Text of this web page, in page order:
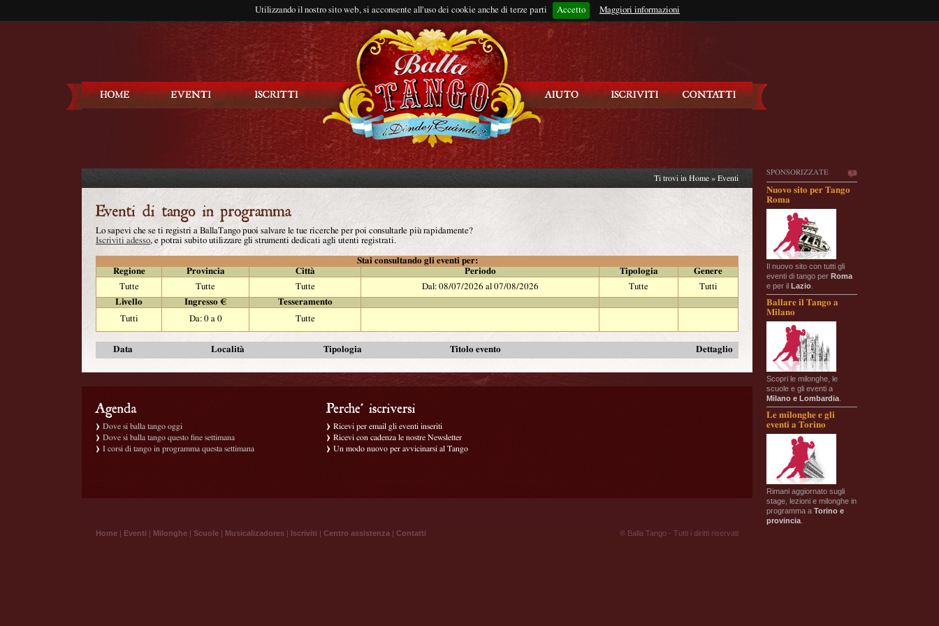
Utilizzando il nostro sito web, si acconsente all'uso dei cookie anche di terze parti Accetto Maggiori informazioni
Rimani connesso?
SPONSORIZZATE
Nuovo sito per Tango
Roma
Il nuovo sito con tutti gli
eventi di tango per Roma
e per il Lazio
Ballare il Tango a
Milano
Scopri le milonghe, le
scuole e gli eventi a
Milano e Lombardia
Le milonghe e gli
eventi a Torino
Rimani aggiornato sugli
stage, lezioni e milonghe in
programma a Torino e
provincia
Ti trovi in Home » Eventi
Lo sapevi che se ti registri a BallaTango puoi salvare le tue ricerche per poi consultarle più rapidamente?
Iscriviti adesso, e potrai subito utilizzare gli strumenti dedicati agli utenti registrati.
Stai consultando gli eventi per:
Regione
Provincia Città Periodo Tipologia
Genere
Tutte
Tutte Tutte Dal: 08/07/2026 al 07/08/2026 Tutte
Tutti
Livello
Ingresso €
Tesseramento
Tutti
Da: 0 a 0 Tutte
Data Località Tipologia Titolo evento Dettaglio
Dove si balla tango oggi
Dove si balla tango questo fine settimana
I corsi di tango in programma questa settimana
Ricevi per email gli eventi inseriti
Ricevi con cadenza le nostre Newsletter
Un modo nuovo per avvicinarsi al Tango
Home | Eventi | Milonghe | Scuole | Musicalizadores | Iscriviti | Centro assistenza | Contatti ® Balla Tango - Tutti i diritti riservati